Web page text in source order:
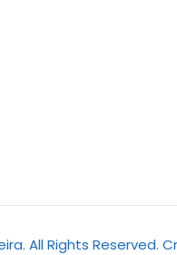
All Rights Reserved.